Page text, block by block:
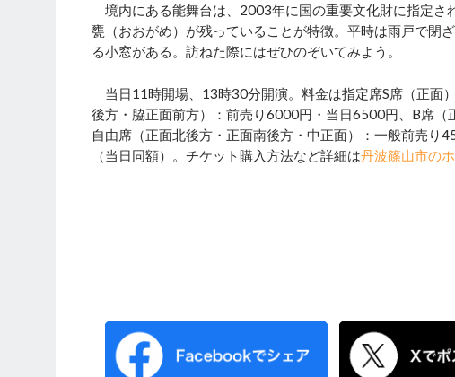
境内にある能舞台は、2003年に国の重要文化財に指定さ
甕（おおがめ）が残っていることが特徴。平時は雨戸で閉
る小窓がある。訪ねた際にはぜひのぞいてみよう。
当日11時開場、13時30分開演。料金は指定席S席（正面
後方・脇正面前方）：前売り6000円・当日6500円、B席（
自由席（正面北後方・正面南後方・中正面）：一般前売
（当日同額）。チケット購入方法など詳細は丹波篠山市の